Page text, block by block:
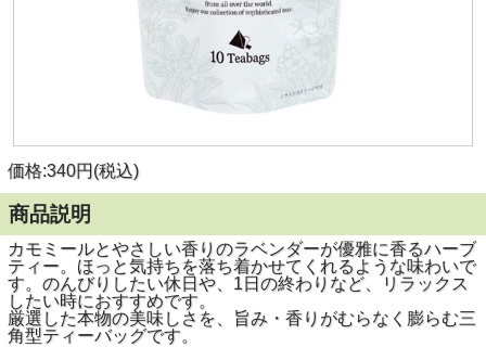
価格:340円(税込)
商品説明
カモミールとやさしい香りのラベンダーが優雅に香るハーブ
ティー。ほっと気持ちを落ち着かせてくれるような味わいで
す。のんびりしたい休日や、1日の終わりなど、リラックス
したい時におすすめです。
厳選した本物の美味しさを、旨み・香りがむらなく膨らむ三
角型ティーバッグです。